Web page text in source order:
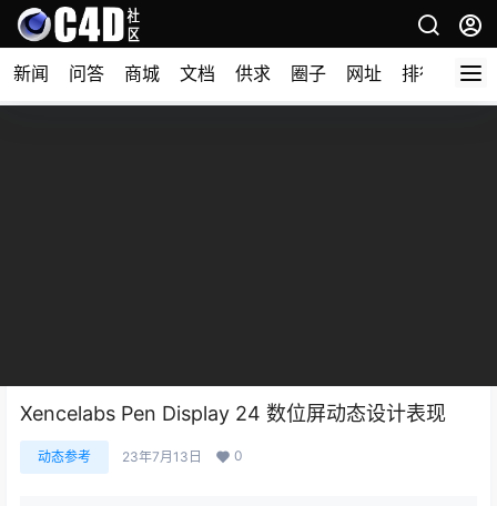
新闻 问答 商城 文档 供求 圈子 网址 排行榜
Xencelabs Pen Display 24 数位屏动态设计表现
动态参考 23年7月13日 0